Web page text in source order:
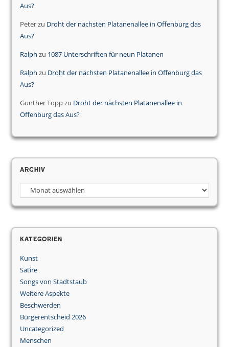
Aus?
Peterzu Droht der nächsten Platanenallee in Offenburg das
Aus?
Ralph zu 1087 Unterschriften für neun Platanen
Ralph zu Droht der nächsten Platanenallee in Offenburg das
Aus?
Gunther Toppzu Droht der nächsten Platanenallee in
Offenburg das Aus?
Archiv
Archiv
Kategorien
Kunst
Satire
Songs von Stadtstaub
Weitere Aspekte
Beschwerden
Bürgerentscheid 2026
Uncategorized
Menschen